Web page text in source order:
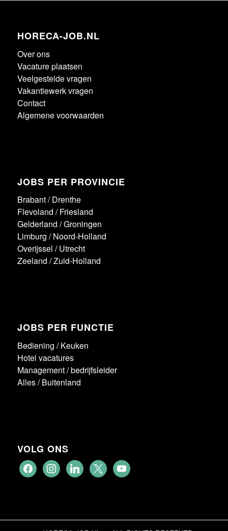
HORECA-JOB.NL
Over ons
Vacature plaatsen
Veelgestelde vragen
Vakantiewerk vragen
Contact
Algemene voorwaarden
JOBS PER PROVINCIE
Brabant/Drenthe
Flevoland /Friesland
Gelderland /Groningen
Limburg /Noord-Holland
Overijssel /Utrecht
Zeeland /Zuid-Holland
JOBS PER FUNCTIE
Bediening /Keuken
Hotel vacatures
Management / bedrijfsleider
Alles/Buitenland
VOLG ONS
facebookinstagramlinkedin
x youtube